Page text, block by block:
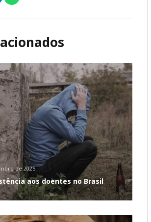
de 2025
aos doentes no Brasil